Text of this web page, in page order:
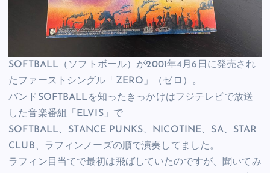
SOFTBALL（ソフトボール）が2001年4月6日に発売され
たファーストシングル「ZERO」（ゼロ）。
バンドSOFTBALLを知ったきっかけはフジテレビで放送
した音楽番組「ELVIS」で
SOFTBALL、STANCE PUNKS、NICOTINE、SA、STAR
CLUB、ラフィンノーズの順で演奏してました。
ラフィン目当てで最初は飛ばしていたのですが、聞いてみ